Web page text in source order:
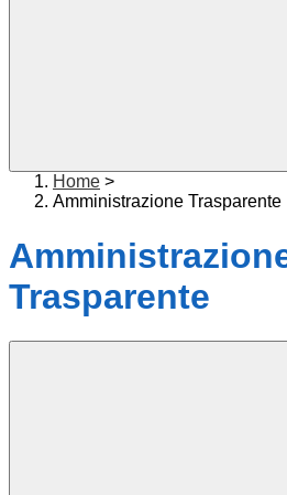
Home >
Amministrazione Trasparente
Trasparente